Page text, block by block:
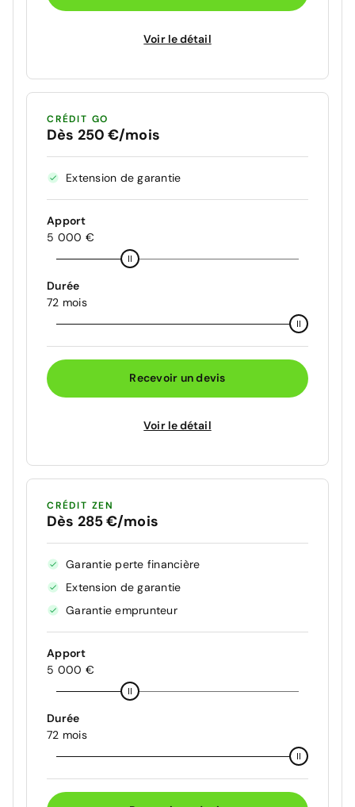
Voir le détail
CRÉDIT GO
Dès 250 €/mois
Extension de garantie
Apport
5 000 €
Durée
72 mois
Recevoir un devis
Voir le détail
CRÉDIT ZEN
Dès 285 €/mois
Garantie perte financière
Extension de garantie
Garantie emprunteur
Apport
5 000 €
Durée
72 mois